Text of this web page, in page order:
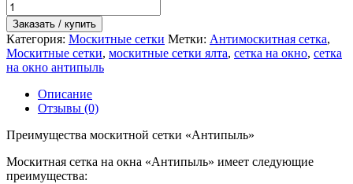
Заказать / купить
Категория: Москитные сетки Метки: Антимоскитная сетка,
Москитные сетки, москитные сетки ялта, сетка на окно, сетка
на окно антипыль
Описание
Отзывы (0)
Преимущества москитной сетки «Антипыль»
Москитная сетка на окна «Антипыль» имеет следующие
преимущества: